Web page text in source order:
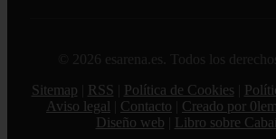
© 2026 esarena.es. Todos los
Sitemap
RSS Política de Cookies
Aviso legal
Contacto
Creado por
Diseño web
Libro sobre